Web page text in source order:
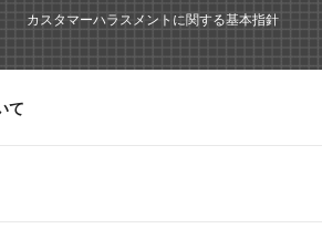
カスタマーハラスメントに関する基本指針
て